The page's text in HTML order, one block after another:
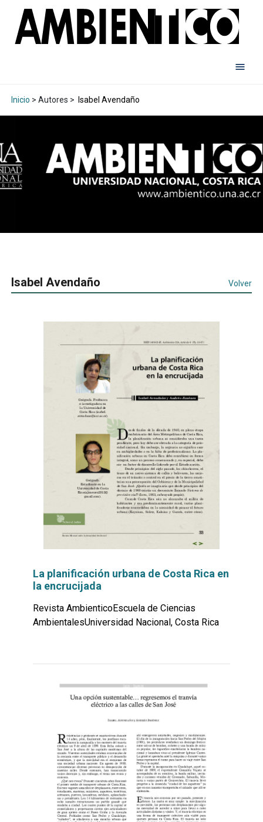
Inicio > Autores > Isabel Avendaño
Isabel Avendaño Volver
La planificación urbana de Costa Rica en
la encrucijada
Revista AmbienticoEscuela de Ciencias
AmbientalesUniversidad Nacional, Costa Rica